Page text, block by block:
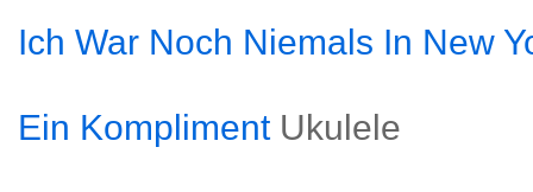
Ich War Noch Niemals In New
Ein Kompliment Ukulele